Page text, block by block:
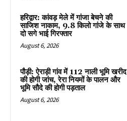
हरिद्वार: कांवड़ मेले में गांजा बेचने की
साजिश नाकाम, 9.8 किलो गांजे के साथ
दो सगे भाई गिरफ्तार
August 6, 2026
पौड़ी: ऐराड़ी गांव में 112 नाली भूमि खरीद
की होगी जांच, रेरा नियमों के पालन और
भूमि सौदे की होगी पड़ताल
August 6, 2026